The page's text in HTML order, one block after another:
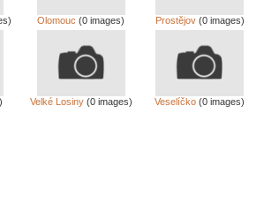
Olomouc (0 images) Prostějov(0 images)
Velké Losiny(0 images) Veselíčko (0 images)